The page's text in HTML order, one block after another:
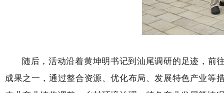
随后，活动沿着黄坤明书记到汕尾调研的足迹，前
成果之一，通过整合资源、优化布局、发展特色产业等